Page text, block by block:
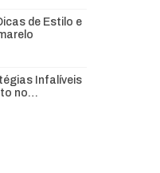
de Estilo e
Infalíveis
no…